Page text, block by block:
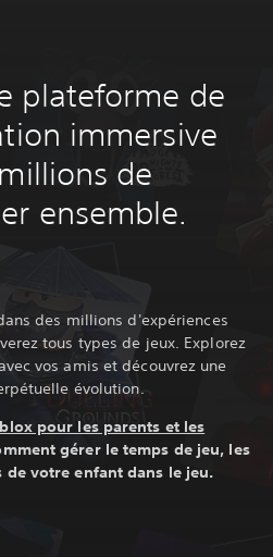
plateforme de
immersive
de
ensemble.
des millions d'expériences
tous types de jeux. Explorez
vos amis et découvrez une
évolution.
pour les parents et les
gérer le temps de jeu, les
de votre enfant dans le jeu.‎